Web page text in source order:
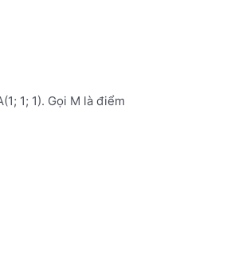
1; 1). Gọi M là điểm